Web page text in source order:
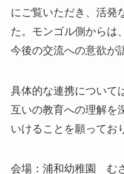
にご覧いただき、活発
た。モンゴル側からは
今後の交流への意欲が
具体的な連携について
互いの教育への理解を
いけることを願ってお
会場：浦和幼稚園 む